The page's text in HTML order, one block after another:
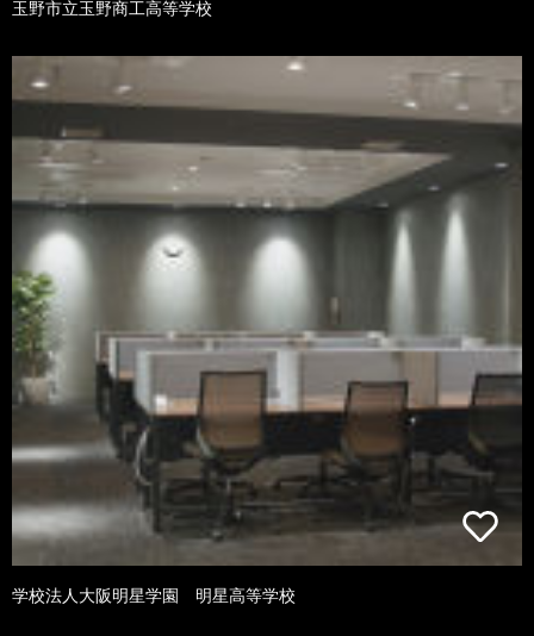
玉野市立玉野商工高等学校
学校法人大阪明星学園 明星高等学校